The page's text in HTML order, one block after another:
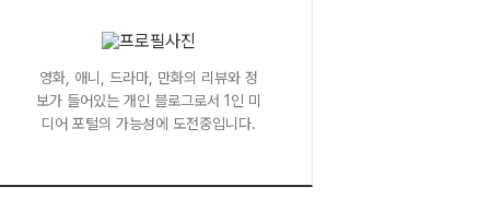
영화, 애니, 드라마, 만화의 리뷰와 정
보가 들어있는 개인 블로그로서 1인 미
디어 포털의 가능성에 도전중입니다.